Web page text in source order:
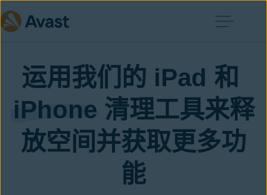
运用我们的 iPad 和
iPhone 清理工具来释
放空间并获取更多功
能